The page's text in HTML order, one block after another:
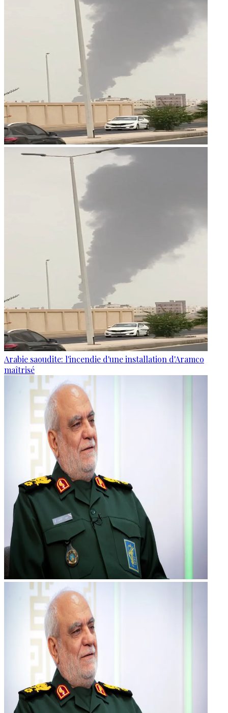
Arabie saoudite: l'incendie d'une installation d'Aramco
maîtrisé